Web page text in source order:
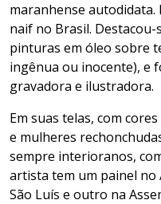
maranhense autodidata.
naif no Brasil.
pinturas em óleo sobre
ingênua ou inocente), e
gravadora e ilustradora.
Em suas telas, com
e mulheres
sempre interioranos,
artista tem um painel
São Luís e outro na